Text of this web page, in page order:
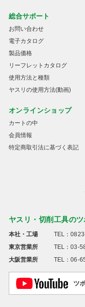
ヤスリ・切削工具の
本社・工場 TEL：
東京営業所
TEL： 03-
大阪営業所
TEL： 06-
ツ
総合サポート
お問い合わせ
電子カタログ
製品価格
リーフレットカタログ
使用方法と種類
ヤスリの使用方法(動画)
オンラインショップ
カートの中
会員情報
特定商取引法に基づく表記